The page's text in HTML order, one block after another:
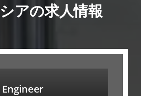
アの求人情報
Engineer